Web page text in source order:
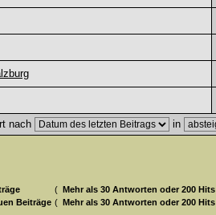
nach in
( Mehr als 30 Antworten oder 200 Hits
Beiträge ( Mehr als 30 Antworten oder 200 Hits